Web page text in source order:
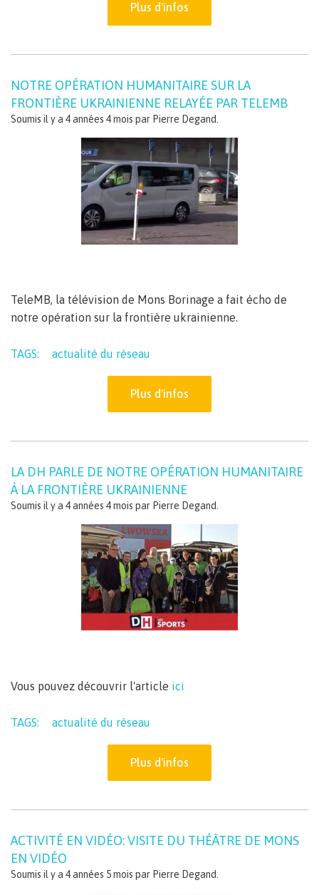
Plus d'infos
NOTRE OPÉRATION HUMANITAIRE SUR LA
FRONTIÈRE UKRAINIENNE RELAYÉE PAR TELEMB
Soumis il y a 4 années 4 mois par Pierre Degand
TeleMB, la télévision de Mons Borinage a fait écho de
notre opération sur la frontière ukrainienne.
TAGS: actualité du réseau
Plus d'infos
LA DH PARLE DE NOTRE OPÉRATION HUMANITAIRE
À LA FRONTIÈRE UKRAINIENNE
Soumis il y a 4 années 4 mois par Pierre Degand
Vous pouvez découvrir l'article ici
TAGS: actualité du réseau
Plus d'infos
ACTIVITÉ EN VIDÉO: VISITE DU THÉÂTRE DE MONS
EN VIDÉO
Soumis il y a 4 années 5 mois par Pierre Degand